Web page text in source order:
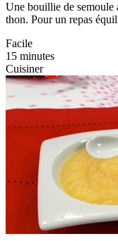
Une bouillie de semoule
thon. Pour un repas
Facile
15 minutes
Cuisiner